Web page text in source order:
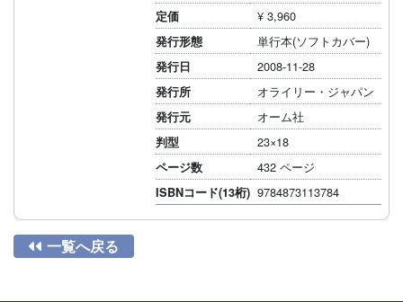
定価 ¥ 3,960
発行形態 単行本(ソフトカバー)
発行日 2008-11-28
発行所 オライリー・ジャパン
発行元 オーム社
判型 23×18
ページ数 432 ページ
ISBNコード(13桁) 9784873113784
 一覧へ戻る